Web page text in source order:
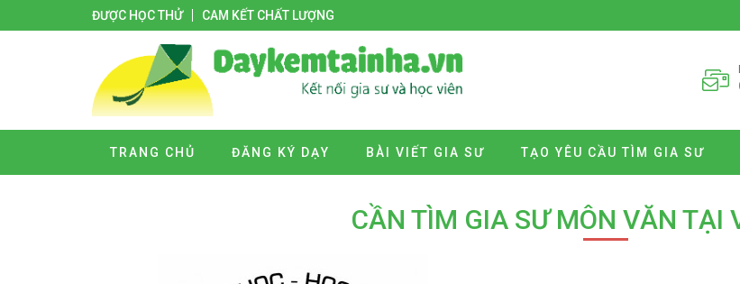
ĐƯỢC HỌC THỬ CAM KẾT CHẤT LƯỢNG
TRANG CHỦ ĐĂNG KÝ DẠY BÀI VIẾT GIA SƯ TẠO YÊU CẦU TÌM GIA SƯ
CẦN TÌM GIA SƯ MÔN VĂN TẠI